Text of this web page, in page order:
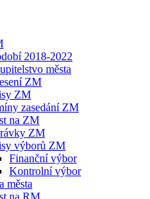
2018-2022
města
ZM
ZM
zasedání ZM
na ZM
ZM
výborů ZM
Finanční výbor
Kontrolní výbor
města
na RM